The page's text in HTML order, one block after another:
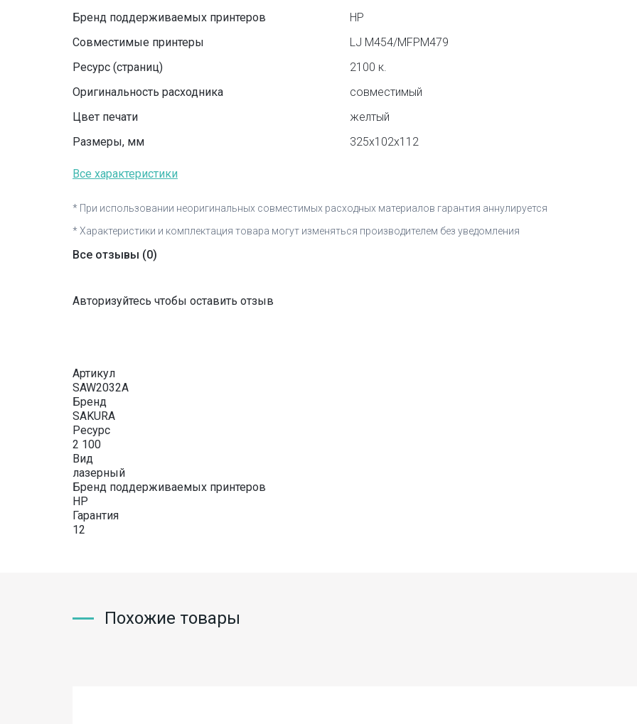
Бренд поддерживаемых принтеров
HP
Совместимые принтеры
LJ M454/MFPM479
Ресурс (страниц)
2100 к.
Оригинальность расходника
совместимый
Цвет печати
желтый
Размеры, мм
325x102x112
Все характеристики
* При использовании неоригинальных совместимых расходных материалов гарантия аннулируется
* Характеристики и комплектация товара могут изменяться производителем без уведомления
Все отзывы (0)
Авторизуйтесь чтобы оставить отзыв
Артикул
SAW2032A
Бренд
SAKURA
Ресурс
2 100
Вид
лазерный
Бренд поддерживаемых принтеров
HP
Гарантия
12
Похожие товары